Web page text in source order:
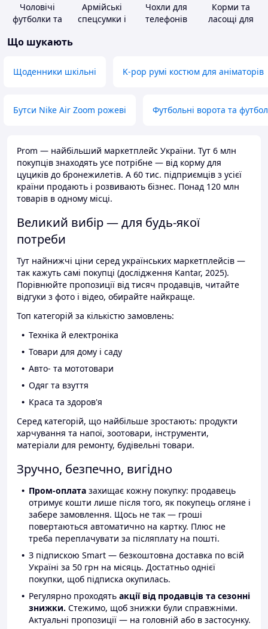
Чоловічі
футболки та
Армійські
спецсумки і
Чохли для
телефонів
Корми та
ласощі для
Що шукають
Щоденники шкільні K-pop румі костюм для аніматорів
Бутси Nike Air Zoom рожеві Футбольні ворота та
Prom — найбільший маркетплейс України. Тут 6 млн
покупців знаходять усе потрібне — від корму для
цуциків до бронежилетів. А 60 тис. підприємців з усієї
країни продають і розвивають бізнес. Понад 120 млн
товарів в одному місці.
Великий вибір — для будь-якої
потреби
Тут найнижчі ціни серед українських маркетплейсів —
так кажуть самі покупці (дослідження Kantar, 2025).
Порівнюйте пропозиції від тисяч продавців, читайте
відгуки з фото і відео, обирайте найкраще.
Топ категорій за кількістю замовлень:
Техніка й електроніка
Товари для дому і саду
Авто- та мототовари
Одяг та взуття
Краса та здоров'я
Серед категорій, що найбільше зростають: продукти
харчування та напої, зоотовари, інструменти,
матеріали для ремонту, будівельні товари.
Зручно, безпечно, вигідно
Пром-оплата захищає кожну покупку: продавець
отримує кошти лише після того, як покупець огляне і
забере замовлення. Щось не так — гроші
повертаються автоматично на картку. Плюс не
треба переплачувати за післяплату на пошті.
З підпискою Smart — безкоштовна доставка по всій
Україні за 50 грн на місяць. Достатньо однієї
покупки, щоб підписка окупилась.
Регулярно проходять акції від продавців та сезонні
знижки. Стежимо, щоб знижки були справжніми.
Актуальні пропозиції — на головній або в застосунку.